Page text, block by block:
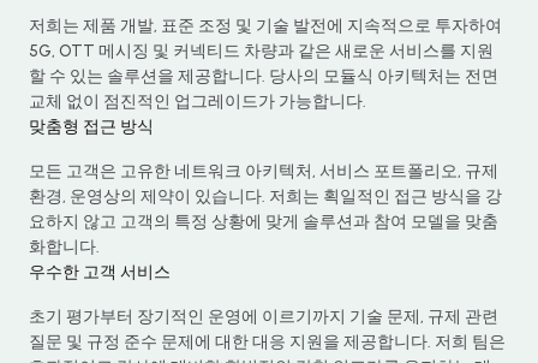
저희는 제품 개발, 표준 조정 및 기술 발전에 지속적으로 투자하여
5G, OTT 메시징 및 커넥티드 차량과 같은 새로운 서비스를 지원
할 수 있는 솔루션을 제공합니다. 당사의 모듈식 아키텍처는 전면
교체 없이 점진적인 업그레이드가 가능합니다.
맞춤형 접근 방식
모든 고객은 고유한 네트워크 아키텍처, 서비스 포트폴리오, 규제
환경, 운영상의 제약이 있습니다. 저희는 획일적인 접근 방식을 강
요하지 않고 고객의 특정 상황에 맞게 솔루션과 참여 모델을 맞춤
화합니다.
우수한 고객 서비스
초기 평가부터 장기적인 운영에 이르기까지 기술 문제, 규제 관련
질문 및 규정 준수 문제에 대한 대응 지원을 제공합니다. 저희 팀은
Japanese
Portuguese